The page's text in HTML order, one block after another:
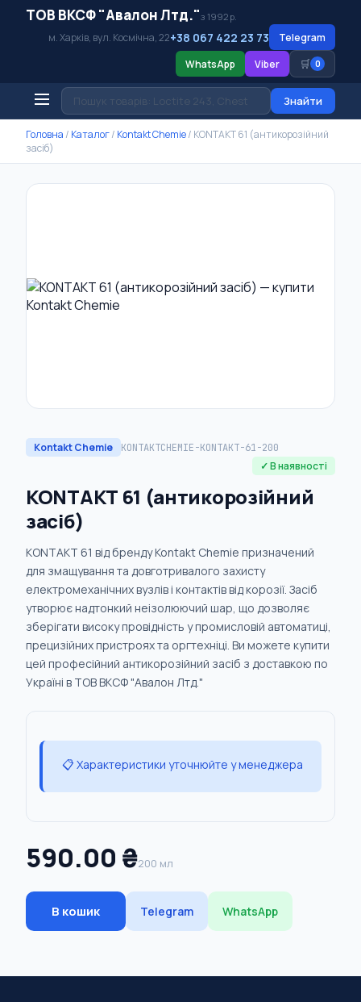
ТОВ ВКСФ "Авалон Лтд."з 1992 р.
м. Харків, вул. Космічна, 22+38 067 422 23 73
Telegram
WhatsApp
Viber 🛒 0
Знайти
Головна / Каталог/ Kontakt Chemie/ KONTAKT 61 (антикорозійний
засіб)
Kontakt Chemie KONTAKTCHEMIE-KONTAKT-61-200
✓ В наявності
KONTAKT 61 (антикорозійний
засіб)
KONTAKT 61 від бренду Kontakt Chemie призначений
для змащування та довготривалого захисту
електромеханічних вузлів і контактів від корозії. Засіб
утворює надтонкий неізолюючий шар, що дозволяє
зберігати високу провідність у промисловій автоматиці,
прецизійних пристроях та оргтехніці. Ви можете купити
цей професійний антикорозійний засіб з доставкою по
Україні в ТОВ ВКСФ "Авалон Лтд."
📋 Характеристики уточнюйте у менеджера
590.00 ₴200 мл
В кошик Telegram WhatsApp